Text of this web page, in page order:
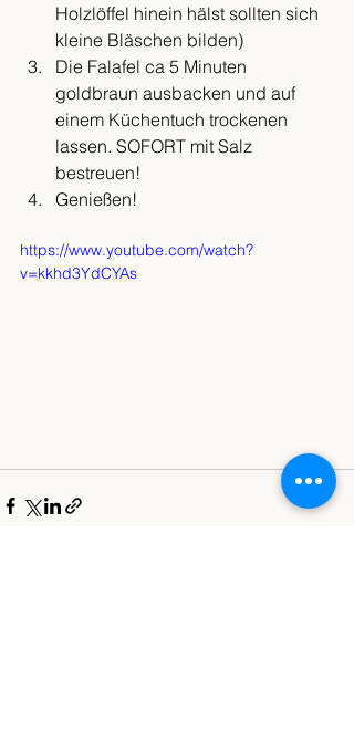
Holzlöffel hinein hälst sollten sich
kleine Bläschen bilden)
Die Falafel ca 5 Minuten
goldbraun ausbacken und auf
einem Küchentuch trockenen
lassen. SOFORT mit Salz
bestreuen!
Genießen!
https://www.youtube.com/watch?
v=kkhd3YdCYAs